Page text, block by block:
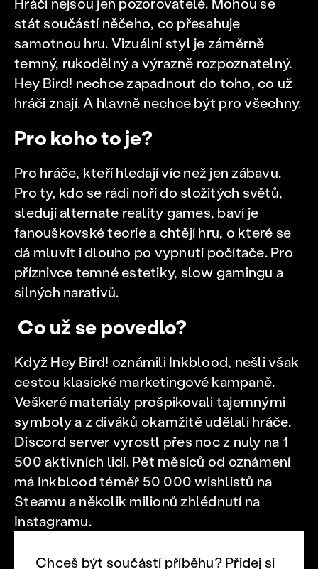
stát součástí něčeho, co přesahuje
samotnou hru. Vizuální styl je záměrně
temný, rukodělný a výrazně rozpoznatelný.
Hey Bird! nechce zapadnout do toho, co už
hráči znají. A hlavně nechce být pro všechny.
Pro koho to je?
Pro hráče, kteří hledají víc než jen zábavu.
Pro ty, kdo se rádi noří do složitých světů,
sledují alternate reality games, baví je
fanouškovské teorie a chtějí hru, o které se
dá mluvit i dlouho po vypnutí počítače. Pro
příznivce temné estetiky, slow gamingu a
silných narativů.
Co už se povedlo?
Když Hey Bird! oznámili Inkblood, nešli však
cestou klasické marketingové kampaně.
Veškeré materiály prošpikovali tajemnými
symboly a z diváků okamžitě udělali hráče.
Discord server vyrostl přes noc z nuly na 1
500 aktivních lidí. Pět měsíců od oznámení
má Inkblood téměř 50 000 wishlistů na
Steamu a několik milionů zhlédnutí na
Instagramu.
Chceš být součástí příběhu? Přidej si